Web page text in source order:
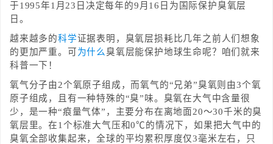
于1995年1月23日决定每年的9月16日为国际保护臭氧层
日。
越来越多的科学证据表明，臭氧层损耗比几年之前人们想象
的更加严重。可 为什么 臭氧层能保护地球生命呢？咱们就来
科普一下！
氧气分子由2个氧原子组成，而氧气的“兄弟”臭氧则由3个氧
原子组成，且有一种特殊的“臭”味。臭氧在大气中含量很
少，是一种“痕量气体”，主要分布在离地面20～30千米的臭
氧层里。在1个标准大气压和0℃的情况下，如果把大气中的
臭氧全部收集起来，全球的平均累积厚度仅3毫米左右，只